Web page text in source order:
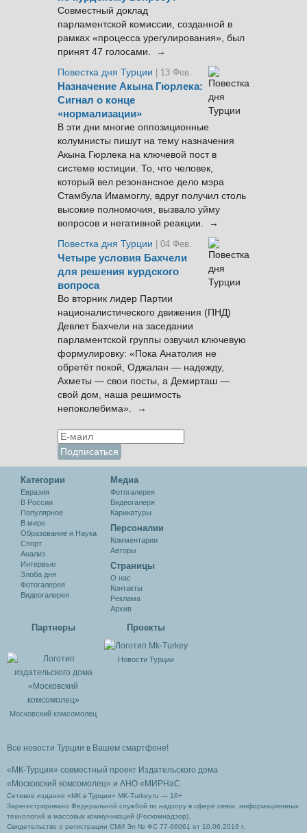
Совместный доклад
парламентской комиссии, созданной в
рамках «процесса урегулирования», был
принят 47 голосами. →
Повестка дня Турции
| 13 Фев.
Назначение Акына Гюрлека:
Сигнал о конце
«нормализации»
В эти дни многие оппозиционные
колумнисты пишут на тему назначения
Акына Гюрлека на ключевой пост в
системе юстиции. То, что человек,
который вел резонансное дело мэра
Стамбула Имамоглу, вдруг получил столь
высокие полномочия, вызвало уйму
вопросов и негативной реакции. →
Повестка дня Турции
| 04 Фев.
Четыре условия Бахчели
для решения курдского
вопроса
Во вторник лидер Партии
националистического движения (ПНД)
Девлет Бахчели на заседании
парламентской группы озвучил ключевую
формулировку: «Пока Анатолия не
обретёт покой, Оджалан — надежду,
Ахметы — свои посты, а Демирташ —
свой дом, наша решимость
непоколебима». →
Категории
Евразия
В России
Популярное
В мире
Образование и Наука
Спорт
Анализ
Интервью
Злоба дня
Фотогалерея
Видеогалерея
Медиа
Фотогалерея
Видеогалеря
Карикатуры
Персоналии
Комментарии
Авторы
Cтраницы
О нас
Контакты
Реклама
Архив
Партнеры
Московский комсомолец
Проекты
Новости Турции
Все новости Турции в Вашем смартфоне!
«МК-Турция» совместный проект Издательского дома
«Московский комсомолец» и АНО «МИРНаС
Сетевое издание «МК в Турции» MK-Turkey.ru — 16+
Зарегистрировано Федеральной службой по надзору в сфере связи, информационных
технологий и массовых коммуникаций (Роскомнадзор).
Свидетельство о регистрации СМИ Эл № ФС 77-66061 от 10.06.2016 г.